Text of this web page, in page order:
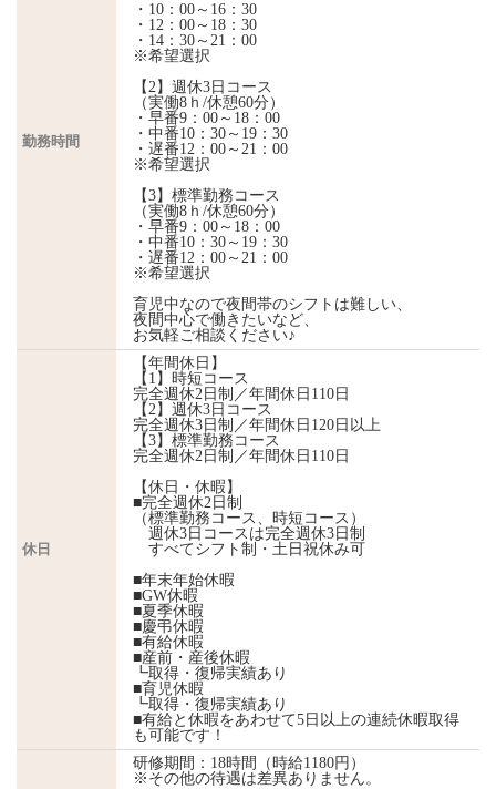
勤務時間
・10：00～16：30
・12：00～18：30
・14：30～21：00
※希望選択
【2】週休3日コース
（実働8ｈ/休憩60分）
・早番9：00～18：00
・中番10：30～19：30
・遅番12：00～21：00
※希望選択
【3】標準勤務コース
（実働8ｈ/休憩60分）
・早番9：00～18：00
・中番10：30～19：30
・遅番12：00～21：00
※希望選択
育児中なので夜間帯のシフトは難しい、
夜間中心で働きたいなど、
お気軽ご相談ください♪
休日
【年間休日】
【1】時短コース
完全週休2日制／年間休日110日
【2】週休3日コース
完全週休3日制／年間休日120日以上
【3】標準勤務コース
完全週休2日制／年間休日110日
【休日・休暇】
■完全週休2日制
（標準勤務コース、時短コース）
週休3日コースは完全週休3日制
すべてシフト制・土日祝休み可
■年末年始休暇
■GW休暇
■夏季休暇
■慶弔休暇
■有給休暇
■産前・産後休暇
┗取得・復帰実績あり
■育児休暇
┗取得・復帰実績あり
■有給と休暇をあわせて5日以上の連続休暇取得
も可能です！
研修期間：18時間（時給1180円）
※その他の待遇は差異ありません。